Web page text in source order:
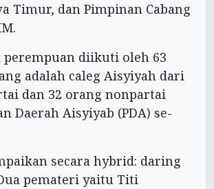
Timur, dan Pimpinan Cabang
diikuti oleh 63
adalah caleg Aisyiyah dari
dan 32 orang nonpartai
Daerah Aisyiyab (PDA) se-
secara hybrid: daring
pemateri yaitu Titi